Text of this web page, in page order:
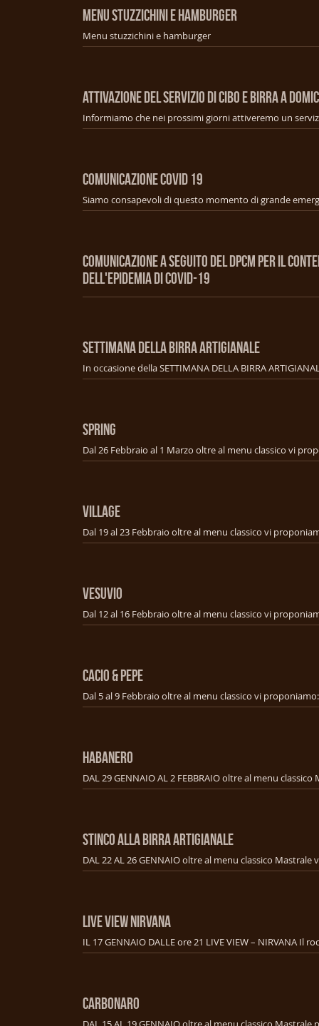
MENU STUZZICHINI E HAMBURGER
Menu stuzzichini e hamburger
ATTIVAZIONE DEL SERVIZIO DI CIBO E BIRRA A
COMUNICAZIONE COVID 19
COMUNICAZIONE A SEGUITO DEL DPCM PER IL
DELL'EPIDEMIA DI COVID-19
SETTIMANA DELLA BIRRA ARTIGIANALE
SPRING
VILLAGE
VESUVIO
CACIO & PEPE
HABANERO
STINCO ALLA BIRRA ARTIGIANALE
LIVE VIEW NIRVANA
CARBONARO